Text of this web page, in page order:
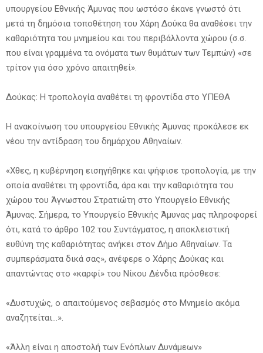
υπουργείου Εθνικής Άμυνας που ωστόσο έκανε γνωστό ότι
μετά τη δημόσια τοποθέτηση του Χάρη Δούκα θα αναθέσει την
καθαριότητα του μνημείου και του περιβάλλοντα χώρου (σ.σ.
που είναι γραμμένα τα ονόματα των θυμάτων των Τεμπών) «σε
τρίτον για όσο χρόνο απαιτηθεί».
Δούκας: Η τροπολογία αναθέτει τη φροντίδα στο ΥΠΕΘΑ
Η ανακοίνωση του υπουργείου Εθνικής Άμυνας προκάλεσε εκ
νέου την αντίδραση του δημάρχου Αθηναίων.
«Χθες, η κυβέρνηση εισηγήθηκε και ψήφισε τροπολογία, με την
οποία αναθέτει τη φροντίδα, άρα και την καθαριότητα του
χώρου του Άγνωστου Στρατιώτη στο Υπουργείο Εθνικής
Άμυνας. Σήμερα, το Υπουργείο Εθνικής Άμυνας μας πληροφορεί
ότι, κατά το άρθρο 102 του Συντάγματος, η αποκλειστική
ευθύνη της καθαριότητας ανήκει στον Δήμο Αθηναίων. Τα
συμπεράσματα δικά σας», ανέφερε ο Χάρης Δούκας και
απαντώντας στο «καρφί» του Νίκου Δένδια πρόσθεσε:
«Δυστυχώς, ο απαιτούμενος σεβασμός στο Μνημείο ακόμα
αναζητείται…».
«Άλλη είναι η αποστολή των Ενόπλων Δυνάμεων»